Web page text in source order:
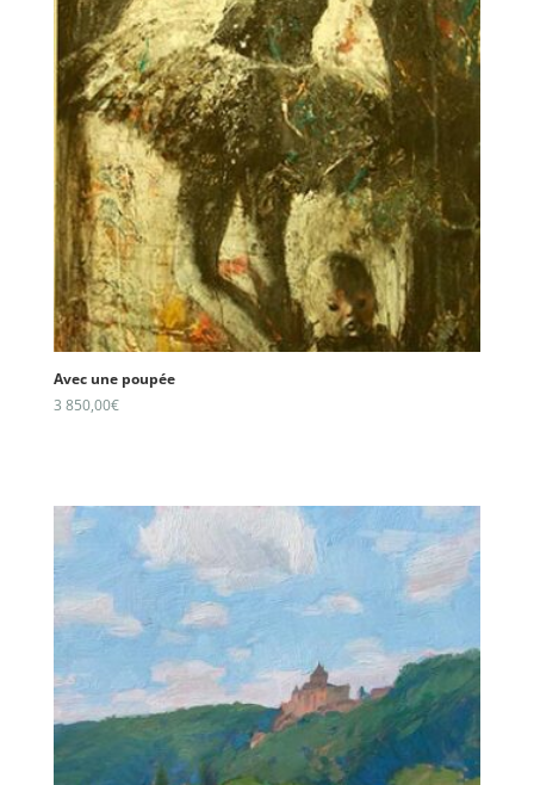
Avec une poupée
3 850,00€